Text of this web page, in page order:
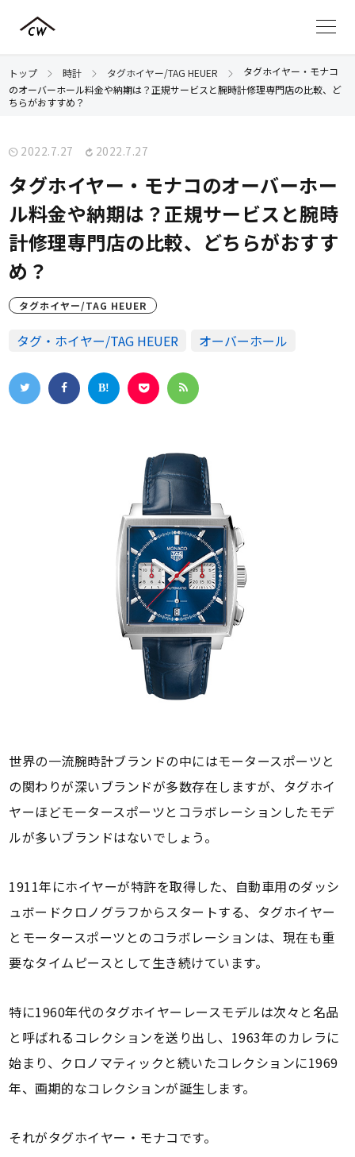
トップ 時計 タグホイヤー/TAG HEUER
タグホイヤー・モナコ
のオーバーホール料金や納期は？正規サービスと腕時計修理専門店の比較、ど
ちらがおすすめ？
2022.7.27 2022.7.27
タグホイヤー・モナコのオーバーホー
ル料金や納期は？正規サービスと腕時
計修理専門店の比較、どちらがおすす
め？
タグホイヤー/TAG HEUER
タグ・ホイヤー/TAG HEUER オーバーホール
世界の一流腕時計ブランドの中にはモータースポーツと
の関わりが深いブランドが多数存在しますが、タグホイ
ヤーほどモータースポーツとコラボレーションしたモデ
ルが多いブランドはないでしょう。
1911年にホイヤーが特許を取得した、自動車用のダッシ
ュボードクロノグラフからスタートする、タグホイヤー
とモータースポーツとのコラボレーションは、現在も重
要なタイムピースとして生き続けています。
特に1960年代のタグホイヤーレースモデルは次々と名品
と呼ばれるコレクションを送り出し、1963年のカレラに
始まり、クロノマティックと続いたコレクションに1969
年、画期的なコレクションが誕生します。
それがタグホイヤー・モナコです。